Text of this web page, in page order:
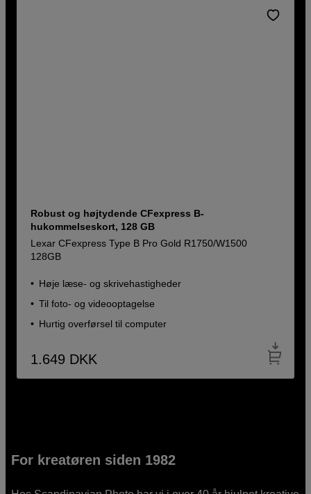
Robust og højtydende CFexpress B-
hukommelseskort, 128 GB
Lexar CFexpress Type B Pro Gold R1750/W1500
128GB
Høje læse- og skrivehastigheder
Til foto- og videooptagelse
Hurtig overførsel til computer
1.649 DKK
For kreatøren siden 1982